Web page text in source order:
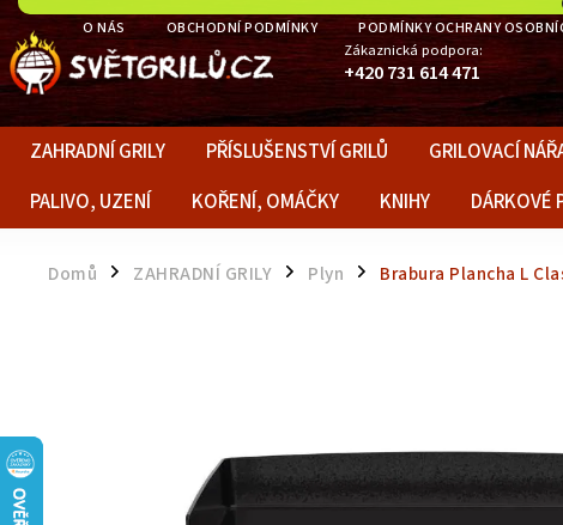
O NÁS OBCHODNÍ PODMÍNKY PODMÍNKY OCHRANY
Zákaznická podpora:
+420 731 614 471
ZAHRADNÍ GRILY PŘÍSLUŠENSTVÍ GRILŮ GRILOVACÍ
PALIVO, UZENÍ
KOŘENÍ, OMÁČKY KNIHY DÁRKOVÉ
Domů / ZAHRADNÍ GRILY / Plyn / Brabura Plancha L